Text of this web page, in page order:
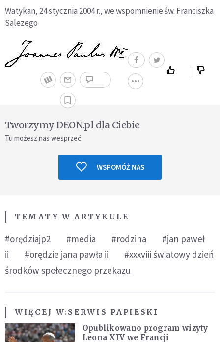
Watykan, 24 stycznia 2004 r., we wspomnienie św. Franciszka
Salezego
Tworzymy DEON.pl dla Ciebie
Tu możesz nas wesprzeć.
WSPOMÓŻ NAS
TEMATY W ARTYKULE
#orędziajp2 #media #rodzina
#jan paweł
ii
#orędzie jana pawła ii
#xxxviii światowy dzień
środków społecznego przekazu
WIĘCEJ W:SERWIS PAPIESKI
Opublikowano program wizyty
Leona XIV we Francji